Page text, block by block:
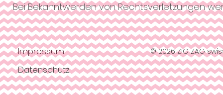
Bei Bekanntwerden von Rechtsverletzungen
Impressum © 2026 ZIG ZAG
Datenschutz